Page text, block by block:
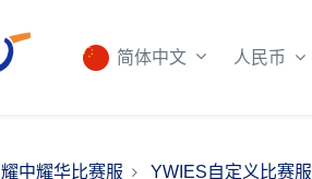
简体中文 人民币
耀中耀华比赛服 YWIES自定义比赛服